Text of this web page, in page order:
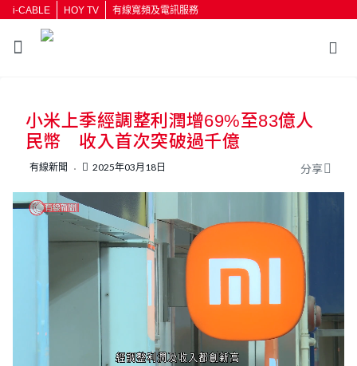
i-CABLE HOY TV 有線寬頻及電訊服務
按輸入鍵開始搜尋
小米上季經調整利潤增69%至83億人
民幣 收入首次突破過千億
有線新聞 2025年03月18日 分享